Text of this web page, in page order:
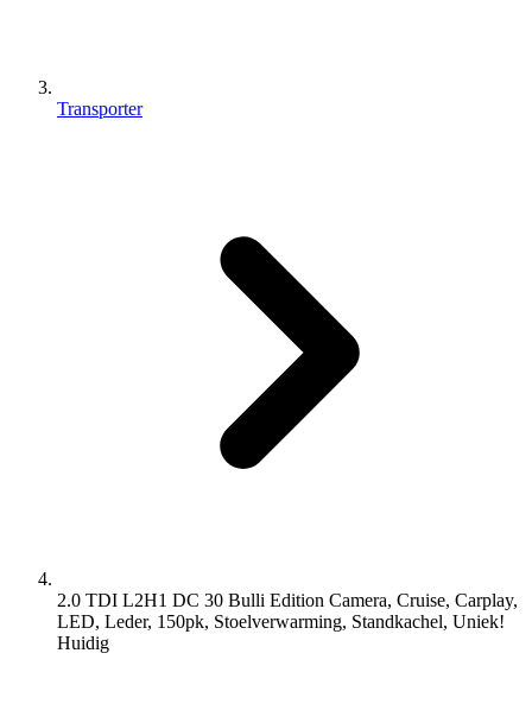
Transporter
2.0 TDI L2H1 DC 30 Bulli Edition Camera, Cruise, Carplay,
LED, Leder, 150pk, Stoelverwarming, Standkachel, Uniek!
Huidig